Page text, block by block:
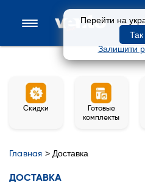
Перейти на
Так
Залишити
Скидки
Готовые
комплекты
Главная > Доставка
ДОСТАВКА